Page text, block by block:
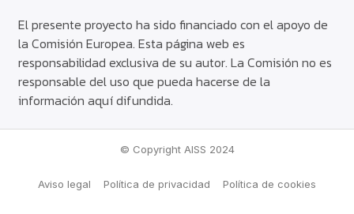
El presente proyecto ha sido financiado con el apoyo de
la Comisión Europea. Esta página web es
responsabilidad exclusiva de su autor. La Comisión no es
responsable del uso que pueda hacerse de la
información aquí difundida.
© Copyright AISS 2024
Aviso legal Política de privacidad Política de cookies